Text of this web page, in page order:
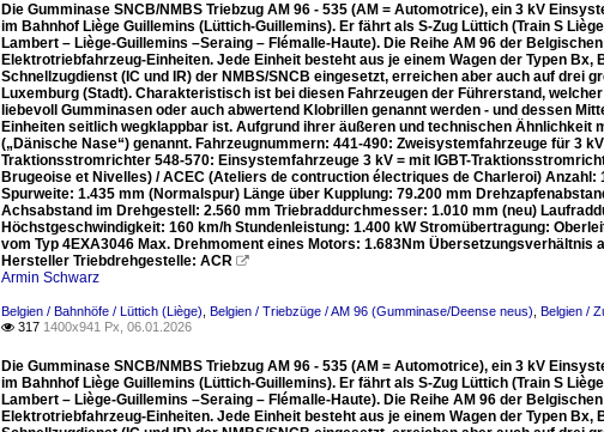
Die Gumminase SNCB/NMBS Triebzug AM 96 - 535 (AM = Automotrice), ein 3 kV
im Bahnhof Liège Guillemins (Lüttich-Guillemins). Er fährt als S-Zug Lüttich (Train S
Lambert – Liège-Guillemins –Seraing – Flémalle-Haute). Die Reihe AM 96 der
Elektrotriebfahrzeug-Einheiten. Jede Einheit besteht aus je einem Wagen der Typen
Schnellzugdienst (IC und IR) der NMBS/SNCB eingesetzt, erreichen aber auch auf drei
Luxemburg (Stadt). Charakteristisch ist bei diesen Fahrzeugen der Führerstand,
liebevoll Gumminasen oder auch abwertend Klobrillen genannt werden - und dessen
Einheiten seitlich wegklappbar ist. Aufgrund ihrer äußeren und technischen Ähnlichkeit
(„Dänische Nase“) genannt. Fahrzeugnummern: 441-490: Zweisystemfahrzeuge für 3
Traktionsstromrichter 548-570: Einsystemfahrzeuge 3 kV = mit IGBT-
Brugeoise et Nivelles) / ACEC (Ateliers de contruction électriques de Charleroi)
Spurweite: 1.435 mm (Normalspur) Länge über Kupplung: 79.200 mm
Achsabstand im Drehgestell: 2.560 mm Triebraddurchmesser: 1.010 mm (neu)
Höchstgeschwindigkeit: 160 km/h Stundenleistung: 1.400 kW Stromübertragung:
vom Typ 4EXA3046 Max. Drehmoment eines Motors: 1.683Nm
Hersteller Triebdrehgestelle: ACR 
Armin Schwarz
Belgien / Bahnhöfe / Lüttich (Liège) Belgien / Triebzüge / AM 96 (Gumminase/Deense neus) Belgien /
 317 1400x941 Px, 06.01.2026
Die Gumminase SNCB/NMBS Triebzug AM 96 - 535 (AM = Automotrice), ein 3 kV
im Bahnhof Liège Guillemins (Lüttich-Guillemins). Er fährt als S-Zug Lüttich (Train S
Lambert – Liège-Guillemins –Seraing – Flémalle-Haute). Die Reihe AM 96 der
Elektrotriebfahrzeug-Einheiten. Jede Einheit besteht aus je einem Wagen der Typen